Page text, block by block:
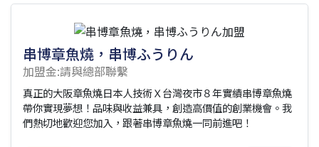
串博章魚燒，串博ふうりん
加盟金:請與總部聯繫
真正的大阪章魚燒日本人技術Ｘ台灣夜市８年實績串博章魚燒
帶你實現夢想！品味與收益兼具，創造高價值的創業機會。我
們熱切地歡迎您加入，跟著串博章魚燒一同前進吧！